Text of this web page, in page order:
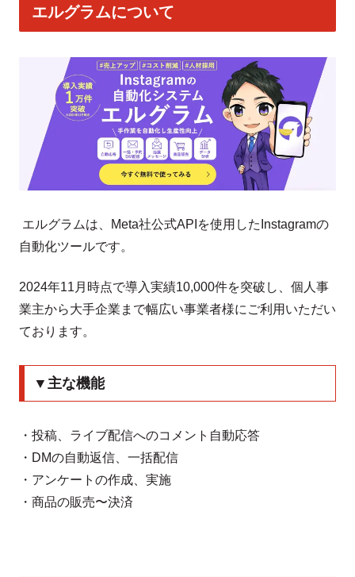
エルグラムについて
エルグラムは、Meta社公式APIを使用したInstagramの
自動化ツールです。
2024年11月時点で導入実績10,000件を突破し、個人事
業主から大手企業まで幅広い事業者様にご利用いただい
ております。
▼主な機能
・投稿、ライブ配信へのコメント自動応答
・DMの自動返信、一括配信
・アンケートの作成、実施
・商品の販売〜決済